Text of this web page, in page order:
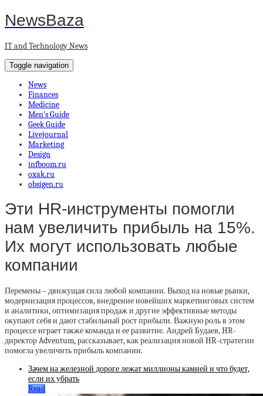
NewsBaza
IT and Technology News
Toggle navigation
News
Finances
Medicine
Men’s Guide
Geek Guide
Livejournal
Marketing
Design
infboom.ru
oxak.ru
obsigen.ru
Эти HR-инструменты помогли
нам увеличить прибыль на 15%.
Их могут использовать любые
компании
Перемены – движущая сила любой компании. Выход на новые рынки,
модернизация процессов, внедрение новейших маркетинговых систем
и аналитики, оптимизация продаж и другие эффективные методы
окупают себя и дают стабильный рост прибыли. Важную роль в этом
процессе играет также команда и ее развитие. Андрей Будаев, HR-
директор Adventum, рассказывает, как реализация новой HR-стратегии
помогла увеличить прибыль компании.
Зачем на железной дороге лежат миллионы камней и что будет,
если их убрать
Read